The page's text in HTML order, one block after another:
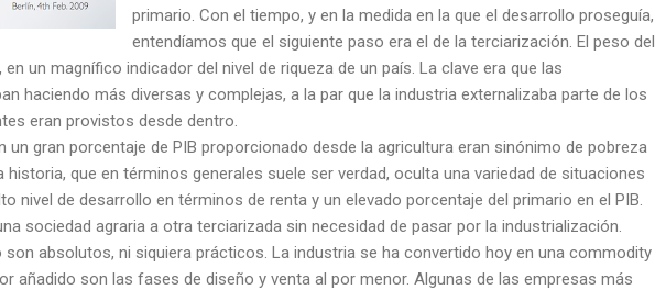
primario. Con el tiempo, y en la medida en la que el desarrollo proseguía,
entendíamos que el siguiente paso era el de la terciarización. El peso del
un magnífico indicador del nivel de riqueza de un país. La clave era que las
haciendo más diversas y complejas, a la par que la industria externalizaba parte de los
eran provistos desde dentro.
un gran porcentaje de PIB proporcionado desde la agricultura eran sinónimo de pobreza
que en términos generales suele ser verdad, oculta una variedad de situaciones
nivel de desarrollo en términos de renta y un elevado porcentaje del primario en el PIB.
sociedad agraria a otra terciarizada sin necesidad de pasar por la industrialización.
absolutos, ni siquiera prácticos. La industria se ha convertido hoy en una commodity
añadido son las fases de diseño y venta al por menor. Algunas de las empresas más